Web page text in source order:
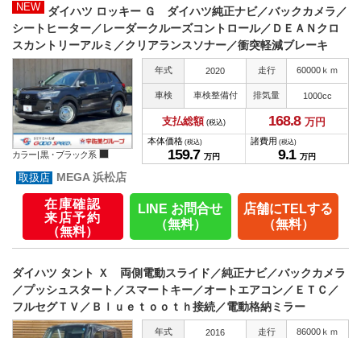
NEW
ダイハツ ロッキー Ｇ ダイハツ純正ナビ／バックカメラ／
シートヒーター／レーダークルーズコントロール／ＤＥＡＮクロ
スカントリーアルミ／クリアランスソナー／衝突軽減ブレーキ
カラー |黒・ブラック系
年式 2020 走行 60000ｋｍ
車検 車検整備付 排気量 1000cc
支払総額 (税込) 168.8 万円
本体価格 (税込)
159.7 万円
諸費用 (税込)
9.1 万円
MEGA 浜松店
在庫確認
来店予約
（無料）
LINE お問合せ
（無料）
店舗にTELする
（無料）
ダイハツ タント Ｘ 両側電動スライド／純正ナビ／バックカメラ
／プッシュスタート／スマートキー／オートエアコン／ＥＴＣ／
フルセグＴＶ／Ｂｌｕｅｔｏｏｔｈ接続／電動格納ミラー
年式 2016 走行 86000ｋｍ